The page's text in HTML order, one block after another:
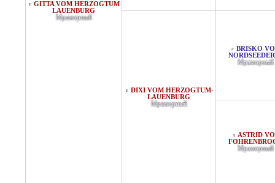
♀ GITTA VOM HERZOGTUM
LAUENBURG
Мраморный
♀ DIXI VOM HERZOGTUM-
LAUENBURG
Мраморный
♂ BRISKO
Мраморный
♀ ASTRID
Мраморный